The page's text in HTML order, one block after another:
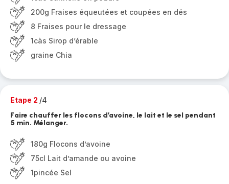
200g Fraises équeutées et coupées en dés
8 Fraises pour le dressage
1càs Sirop d’érable
graine Chia
Etape 2 /4
Faire chauffer les flocons d’avoine, le lait et le sel pendant
5 min. Mélanger.
180g Flocons d’avoine
75cl Lait d’amande ou avoine
1pincée Sel